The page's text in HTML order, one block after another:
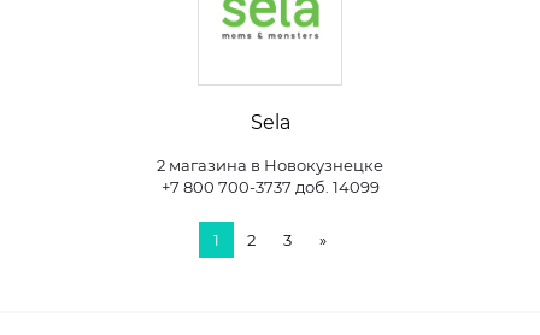
Sela
2 магазина в Новокузнецке
+7 800 700-3737 доб. 14099
1 2 3 »